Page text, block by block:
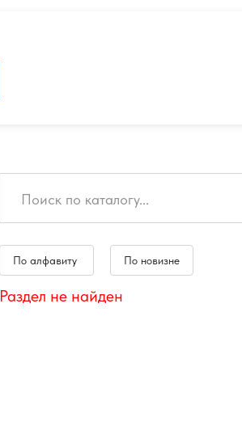
По алфавиту По новизне
Раздел не найден